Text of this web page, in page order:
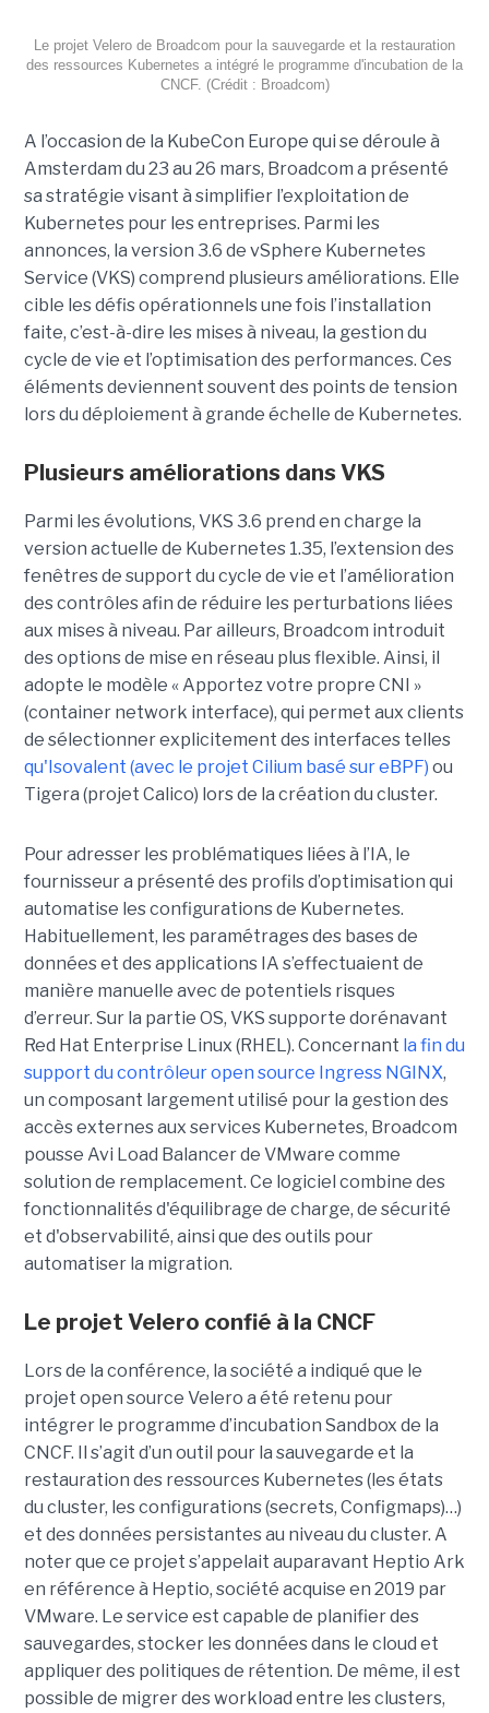
Le projet Velero de Broadcom pour la sauvegarde et la restauration
des ressources Kubernetes a intégré le programme d'incubation de la
CNCF. (Crédit : Broadcom)
A l’occasion de la KubeCon Europe qui se déroule à
Amsterdam du 23 au 26 mars, Broadcom a présenté
sa stratégie visant à simplifier l’exploitation de
Kubernetes pour les entreprises. Parmi les
annonces, la version 3.6 de vSphere Kubernetes
Service (VKS) comprend plusieurs améliorations. Elle
cible les défis opérationnels une fois l’installation
faite, c’est-à-dire les mises à niveau, la gestion du
cycle de vie et l’optimisation des performances. Ces
éléments deviennent souvent des points de tension
lors du déploiement à grande échelle de Kubernetes.
Plusieurs améliorations dans VKS
Parmi les évolutions, VKS 3.6 prend en charge la
version actuelle de Kubernetes 1.35, l’extension des
fenêtres de support du cycle de vie et l’amélioration
des contrôles afin de réduire les perturbations liées
aux mises à niveau. Par ailleurs, Broadcom introduit
des options de mise en réseau plus flexible. Ainsi, il
adopte le modèle « Apportez votre propre CNI »
(container network interface), qui permet aux clients
de sélectionner explicitement des interfaces telles
qu'Isovalent (avec le projet Cilium basé sur eBPF) ou
Tigera (projet Calico) lors de la création du cluster.
Pour adresser les problématiques liées à l’IA, le
fournisseur a présenté des profils d’optimisation qui
automatise les configurations de Kubernetes.
Habituellement, les paramétrages des bases de
données et des applications IA s’effectuaient de
manière manuelle avec de potentiels risques
d’erreur. Sur la partie OS, VKS supporte dorénavant
Red Hat Enterprise Linux (RHEL). Concernant la fin du
support du contrôleur open source Ingress NGINX,
un composant largement utilisé pour la gestion des
accès externes aux services Kubernetes, Broadcom
pousse Avi Load Balancer de VMware comme
solution de remplacement. Ce logiciel combine des
fonctionnalités d'équilibrage de charge, de sécurité
et d'observabilité, ainsi que des outils pour
automatiser la migration.
Le projet Velero confié à la CNCF
Lors de la conférence, la société a indiqué que le
projet open source Velero a été retenu pour
intégrer le programme d’incubation Sandbox de la
CNCF. Il s’agit d’un outil pour la sauvegarde et la
restauration des ressources Kubernetes (les états
du cluster, les configurations (secrets, Configmaps)…)
et des données persistantes au niveau du cluster. A
noter que ce projet s’appelait auparavant Heptio Ark
en référence à Heptio, société acquise en 2019 par
VMware. Le service est capable de planifier des
sauvegardes, stocker les données dans le cloud et
appliquer des politiques de rétention. De même, il est
possible de migrer des workload entre les clusters,